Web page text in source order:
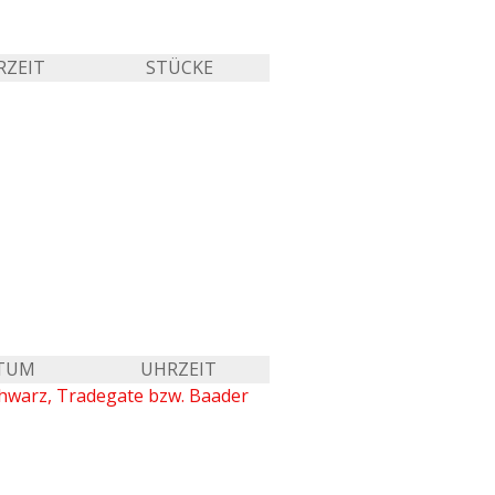
STÜCKE
UHRZEIT
Tradegate bzw. Baader